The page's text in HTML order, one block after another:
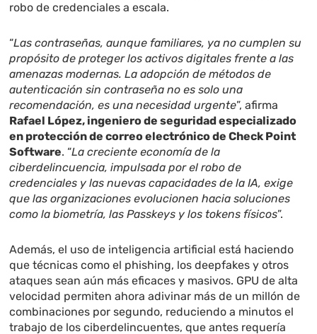
robo de credenciales a escala.
“Las contraseñas, aunque familiares, ya no cumplen su
propósito de proteger los activos digitales frente a las
amenazas modernas. La adopción de métodos de
autenticación sin contraseña no es solo una
recomendación, es una necesidad urgente”, afirma
Rafael López, ingeniero de seguridad especializado
en protección de correo electrónico de Check Point
Software. “La creciente economía de la
ciberdelincuencia, impulsada por el robo de
credenciales y las nuevas capacidades de la IA, exige
que las organizaciones evolucionen hacia soluciones
como la biometría, las Passkeys y los tokens físicos”.
Además, el uso de inteligencia artificial está haciendo
que técnicas como el phishing, los deepfakes y otros
ataques sean aún más eficaces y masivos. GPU de alta
velocidad permiten ahora adivinar más de un millón de
combinaciones por segundo, reduciendo a minutos el
trabajo de los ciberdelincuentes, que antes requería